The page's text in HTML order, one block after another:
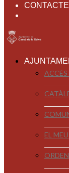
CONTACTE
EL